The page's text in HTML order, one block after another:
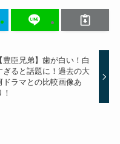
【豊臣兄弟】歯が白い！白
ぎると話題に！過去の大
ドラマとの比較画像あ
！